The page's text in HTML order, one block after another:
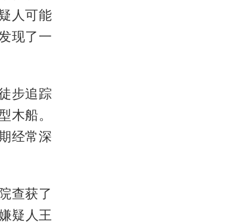
人可能
现了一
步追踪
木船。
经常深
查获了
疑人王